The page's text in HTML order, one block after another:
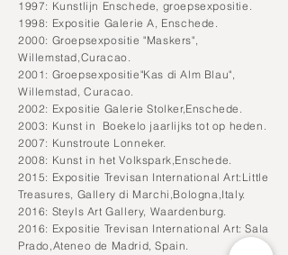
1997: Kunstlijn Enschede, groepsexpositie.
1998: Expositie Galerie A, Enschede.
2000: Groepsexpositie "Maskers",
Willemstad,Curacao.
2001: Groepsexpositie"Kas di Alm Blau",
Willemstad, Curacao.
2002: Expositie Galerie Stolker,Enschede.
2003: Kunst in Boekelo jaarlijks tot op heden.
2007: Kunstroute Lonneker.
2008: Kunst in het Volkspark,Enschede.
2015: Expositie Trevisan International Art:Little
Treasures, Gallery di Marchi,Bologna,Italy.
2016: Steyls Art Gallery, Waardenburg.
2016: Expositie Trevisan International Art: Sala
Prado,Ateneo de Madrid, Spain.